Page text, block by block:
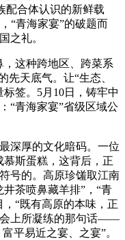
配合体认识的新鲜载
“青海家宴”的破题而
之礼。
这种跨地区、跨菜系
先天底气。让“生态、
签。5月10日，铸牢中
“青海家宴”省级区域公
厚的文化暗码。一位
斯蛋糕，这背后，正
号的。高原珍馐取江南
茶喷鼻藏羊排”，“青
“既有高原的本味，正
会上所凝练的那句话——
平易近之宴、之宴”。